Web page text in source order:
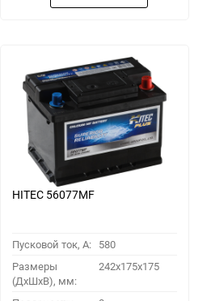
HITEC 56077MF
Пусковой ток, A: 580
Размеры
(ДхШхВ), мм:
242x175x175